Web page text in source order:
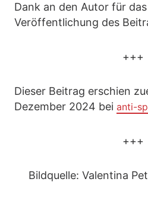
Dank an den Autor für
Veröffentlichung des
+++
Dieser Beitrag erschien
Dezember 2024 bei anti-
+++
Bildquelle: Valentina